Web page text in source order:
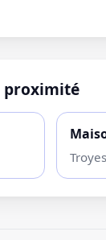
proximité